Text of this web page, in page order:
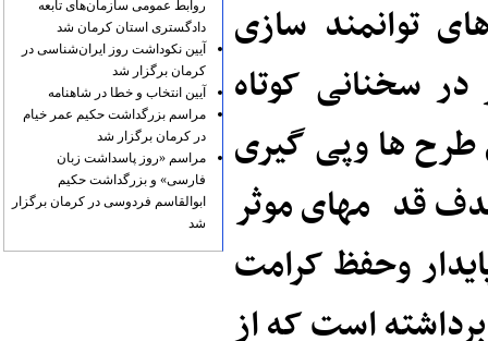
توانمند سازی
سخنانی کوتاه
طرح ها وپی گیری
قدمهای موثر
وحفظ کرامت
است که از
روابط عمومی سازمان‌های تابعه
دادگستری استان کرمان شد
آیین نکوداشت روز ایران‌شناسی در
کرمان برگزار شد
آیین انتخاب و خطا در شاهنامه
مراسم بزرگداشت حکیم عمر خیام
در کرمان برگزار شد
مراسم «روز پاسداشت زبان
فارسی» و بزرگداشت حکیم
ابوالقاسم فردوسی در کرمان برگزار
شد